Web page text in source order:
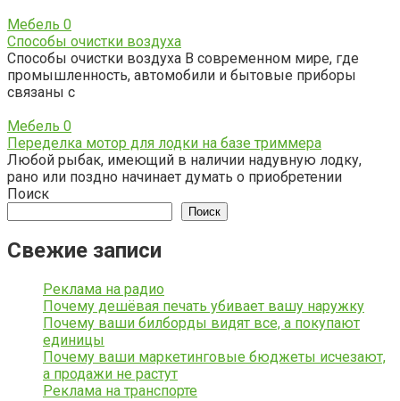
Мебель 0
Способы очистки воздуха
Способы очистки воздуха В современном мире, где
промышленность, автомобили и бытовые приборы
связаны с
Мебель 0
Переделка мотор для лодки на базе триммера
Любой рыбак, имеющий в наличии надувную лодку,
рано или поздно начинает думать о приобретении
Поиск
Поиск
Свежие записи
Реклама на радио
Почему дешёвая печать убивает вашу наружку
Почему ваши билборды видят все, а покупают
единицы
Почему ваши маркетинговые бюджеты исчезают,
а продажи не растут
Реклама на транспорте